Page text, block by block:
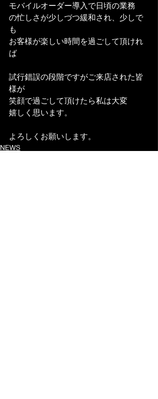
モバイルオーダー導入で日頃の業務
の忙しさが少しづつ緩和され、少しで
も
お客様が楽しい時間を過ごして頂けれ
ば
試行錯誤の段階ですがご来店された皆
様が
笑顔で過ごして頂けたら私は大変
嬉しく思います。
よろしくお願いします。
NEWS